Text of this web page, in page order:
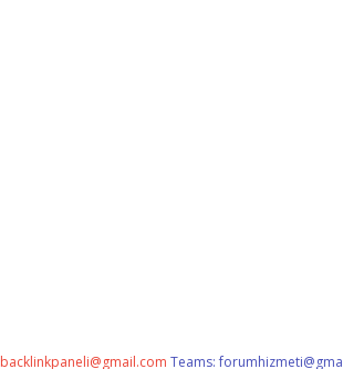
backlinkpaneli@gmail.com Teams: